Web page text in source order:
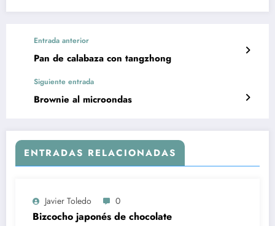
Entrada anterior
Pan de calabaza con tangzhong
Siguiente entrada
Brownie al microondas
ENTRADAS RELACIONADAS
Javier Toledo 0
Bizcocho japonés de chocolate